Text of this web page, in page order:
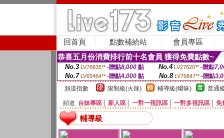
回首頁 點數補給站 會員專區
恭喜五月份消費排行前十名會員 獲得免費點數~
No.3 LV76835** -贈點8,000點 No.4 LV27620** -贈點
No.7 LV65464** -贈點4,000 點 No.8 LV76847** -贈點
頻道指數
限制級(火辣) 輔導級(曖昧) 普通
頻道 台妹專區 新人區 一對一視訊區 一對多視訊區 免
輔導級